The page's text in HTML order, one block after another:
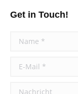
Get in Touch!
Name *
E-Mail *
Nachricht